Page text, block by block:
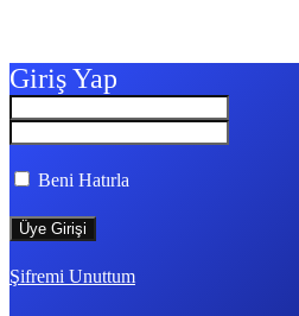
Giriş Yap
Beni Hatırla
Şifremi Unuttum